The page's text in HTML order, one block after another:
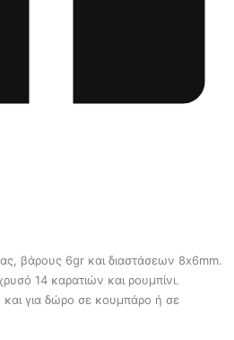
βάρους 6gr και διαστάσεων 8x6mm.
14 καρατιών και ρουμπίνι.
και για δώρο σε κουμπάρο ή σε